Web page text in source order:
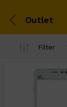
Outlet
Filter